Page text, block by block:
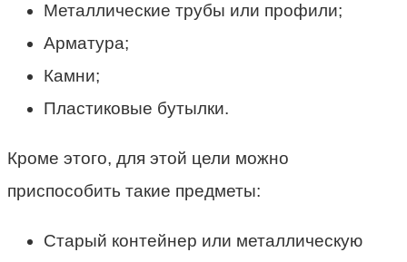
Металлические трубы или профили;
Арматура;
Камни;
Пластиковые бутылки.
Кроме этого, для этой цели можно
приспособить такие предметы:
Старый контейнер или металлическую